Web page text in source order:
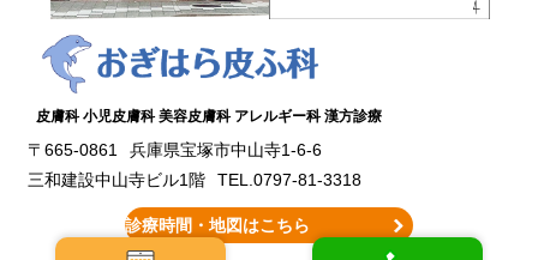
皮膚科 小児皮膚科 美容皮膚科 アレルギー科 漢方診療
〒665-0861
兵庫県宝塚市中山寺1-6-6
三和建設中山寺ビル1階
TEL.0797-81-3318
診療時間・地図はこちら